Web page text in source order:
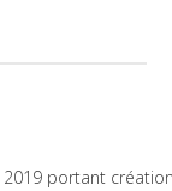
portant